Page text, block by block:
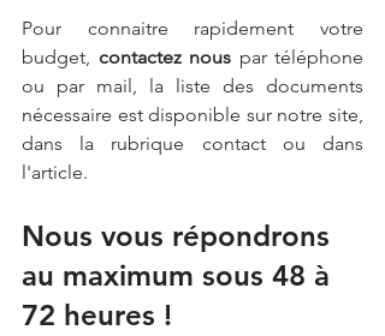
Pour connaitre rapidement votre
budget, contactez nous par téléphone
ou par mail, la liste des documents
nécessaire est disponible sur notre site,
dans la rubrique contact ou dans
l'article.
Nous vous répondrons
au maximum sous 48 à
72 heures !